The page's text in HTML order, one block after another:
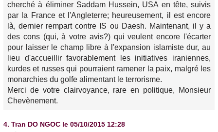
cherché à éliminer Saddam Hussein, USA en tête, suivis
par la France et l'Angleterre; heureusement, il est encore
là, dernier rempart contre IS ou Daesh. Maintenant, il y a
des cons (qui, à votre avis?) qui veulent encore l'écarter
pour laisser le champ libre à l'expansion islamiste dur, au
lieu d'accueillir favorablement les initiatives iraniennes,
kurdes et russes qui pourraient ramener la paix, malgré les
monarchies du golfe alimentant le terrorisme.
Merci de votre clairvoyance, rare en politique, Monsieur
Chevènement.
4. Tran DO NGOC le 05/10/2015 12:28